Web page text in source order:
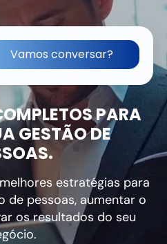
contato@lhrc.com.br
Vamos conversar?
PARA
GESTÃO DE
estratégias para
de pessoas, aumentar o
os resultados do seu